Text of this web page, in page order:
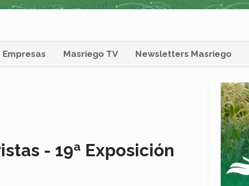
Empresas Masriego TV Newsletters Masriego
- 19ª Exposición